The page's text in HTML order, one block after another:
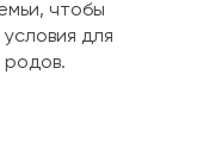
чтобы
для
родов.